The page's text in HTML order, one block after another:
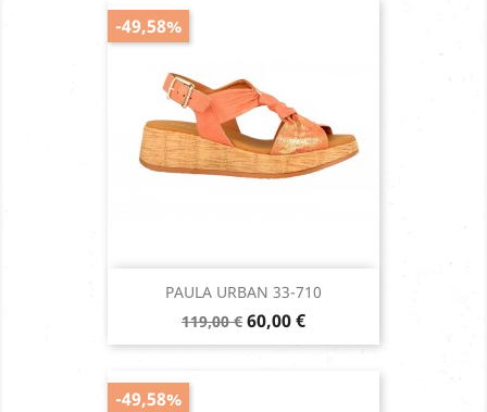
PAULA URBAN 33-710
Prix
de
119,00 € Prix
60,00 €
-49,58%
-49,58%